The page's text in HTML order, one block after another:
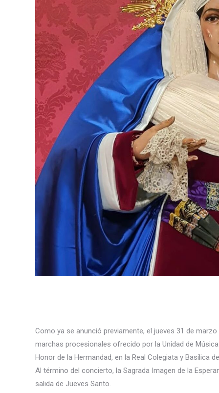
Como ya se anunció previamente, el jueves 31 de
marchas procesionales ofrecido por la Unidad de
Honor de la Hermandad, en la Real Colegiata y Basílica
Al término del concierto, la Sagrada Imagen de la
salida de Jueves Santo.